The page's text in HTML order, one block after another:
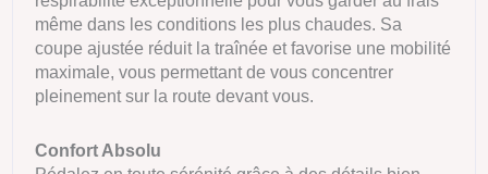
même dans les conditions les plus chaudes. Sa
coupe ajustée réduit la traînée et favorise une mobilité
maximale, vous permettant de vous concentrer
pleinement sur la route devant vous.
Confort Absolu